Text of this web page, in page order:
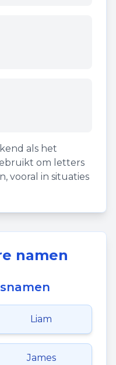
als het
om letters
vooral in situaties
namen
Liam
James